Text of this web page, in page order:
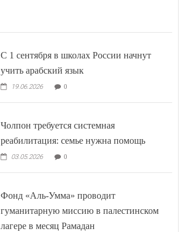
С 1 сентября в школах России начнут
учить арабский язык
19.06.2026 0
Чолпон требуется системная
реабилитация: семье нужна помощь
03.05.2026 0
Фонд «Аль-Умма» проводит
гуманитарную миссию в палестинском
лагере в месяц Рамадан